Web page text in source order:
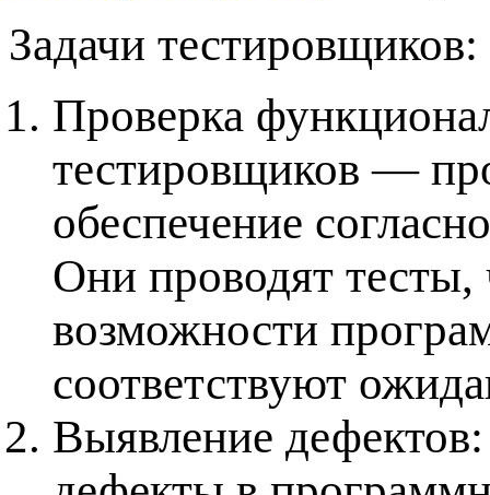
Задачи тестировщиков:
Проверка
тестировщиков —
обеспечение
Они проводят тесты,
возможности
соответствуют
Выявление